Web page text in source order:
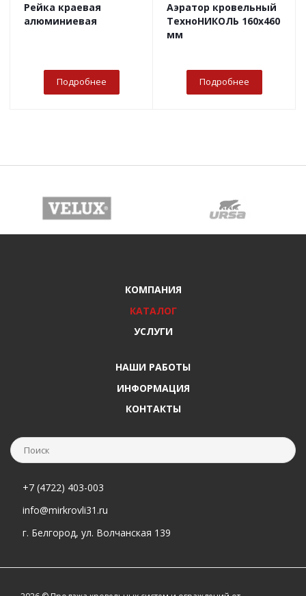
Рейка краевая
алюминиевая
Подробнее
Аэратор кровельный
ТехноНИКОЛЬ 160х460
мм
Подробнее
КОМПАНИЯ
КАТАЛОГ
УСЛУГИ
НАШИ РАБОТЫ
ИНФОРМАЦИЯ
КОНТАКТЫ
+7 (4722) 403-003
info@mirkrovli31.ru
г. Белгород, ул. Волчанская 139